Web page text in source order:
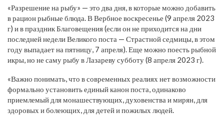
«Разрешение на рыбу» — это два дня, в которые можно добавить
в рацион рыбные блюда. В Вербное воскресенье (9 апреля 2023
г) и в праздник Благовещения (если он не приходится на дни
последней недели Великого поста — Страстной седмицы, в этом
году выпадает на пятницу, 7 апреля). Еще можно поесть рыбной
икры, но не саму рыбу в Лазареву субботу (8 апреля 2023 г).
«Важно понимать, что в современных реалиях нет возможности
формально установить единый канон поста, одинаково
приемлемый для монашествующих, духовенства и мирян, для
здоровых и болеющих, для детей и пожилых людей.